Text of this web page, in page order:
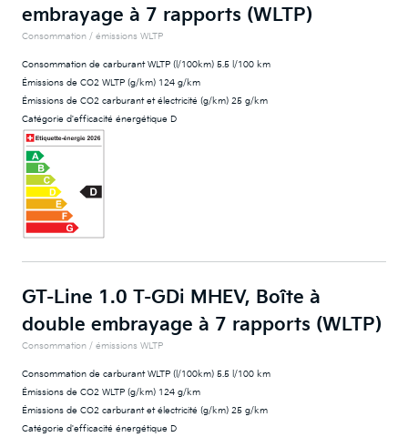
embrayage à 7 rapports (WLTP)
Consommation / émissions WLTP
Consommation de carburant WLTP (l/100km) 5.5 l/100 km
Émissions de CO2 WLTP (g/km) 124 g/km
Émissions de CO2 carburant et électricité (g/km) 25 g/km
Catégorie d'efficacité énergétique D
GT-Line 1.0 T-GDi MHEV, Boîte à
double embrayage à 7 rapports (WLTP)
Consommation / émissions WLTP
Consommation de carburant WLTP (l/100km) 5.5 l/100 km
Émissions de CO2 WLTP (g/km) 124 g/km
Émissions de CO2 carburant et électricité (g/km) 25 g/km
Catégorie d'efficacité énergétique D